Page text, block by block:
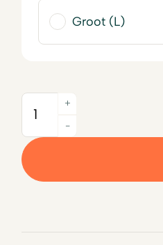
Groot (L)
Quantity
-
+